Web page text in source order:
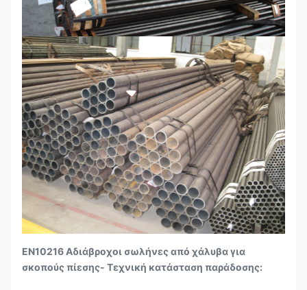
EN10216 Αδιάβροχοι σωλήνες από χάλυβα για
σκοπούς πίεσης- Τεχνική κατάσταση παράδοσης: